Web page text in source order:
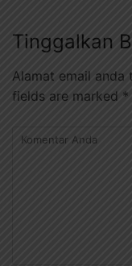
Tinggalkan
Alamat email anda
fields are marked *